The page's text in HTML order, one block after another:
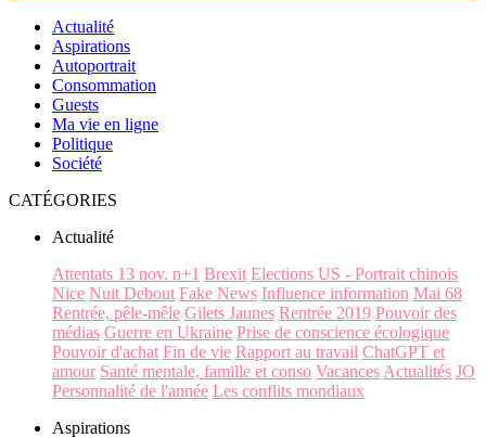
Actualité
Aspirations
Autoportrait
Consommation
Guests
Ma vie en ligne
Politique
Société
CATÉGORIES
Actualité
Attentats 13 nov. n+1 Brexit Elections US - Portrait chinois
Nice Nuit Debout Fake News Influence information Mai 68
Rentrée, pêle-mêle Gilets Jaunes Rentrée 2019 Pouvoir des
médias Guerre en Ukraine Prise de conscience écologique
Pouvoir d'achat Fin de vie Rapport au travail ChatGPT et
amour Santé mentale, famille et conso Vacances Actualités JO
Personnalité de l'année Les conflits mondiaux
Aspirations